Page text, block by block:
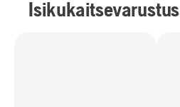
Isikukaitsevarustus